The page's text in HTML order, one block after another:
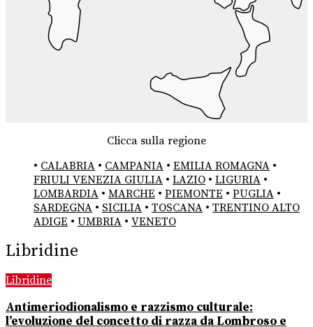
Clicca sulla regione
• CALABRIA • CAMPANIA • EMILIA ROMAGNA •
FRIULI VENEZIA GIULIA • LAZIO • LIGURIA •
LOMBARDIA • MARCHE • PIEMONTE • PUGLIA •
SARDEGNA • SICILIA • TOSCANA • TRENTINO ALTO
ADIGE • UMBRIA • VENETO
Libridine
Libridine
Antimeriodionalismo e razzismo culturale:
l’evoluzione del concetto di razza da Lombroso e